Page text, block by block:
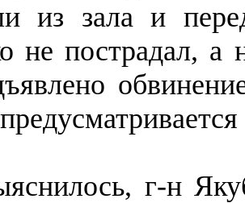
из зала и
не пострадал,
г-н